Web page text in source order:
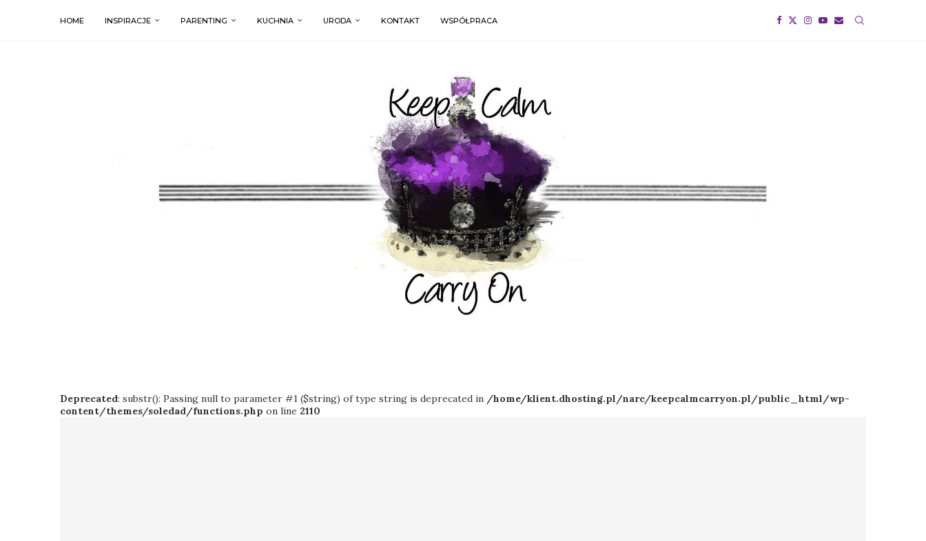
HOME INSPIRACJE PARENTING KUCHNIA URODA KONTAKT WSPÓŁPRACA
Deprecated: substr(): Passing null to parameter #1 ($string) of type string is deprecated in /home/klient.dhosting.pl/narc/keepcalmcarryon.pl/public_html/wp-
content/themes/soledad/functions.php on line 2110